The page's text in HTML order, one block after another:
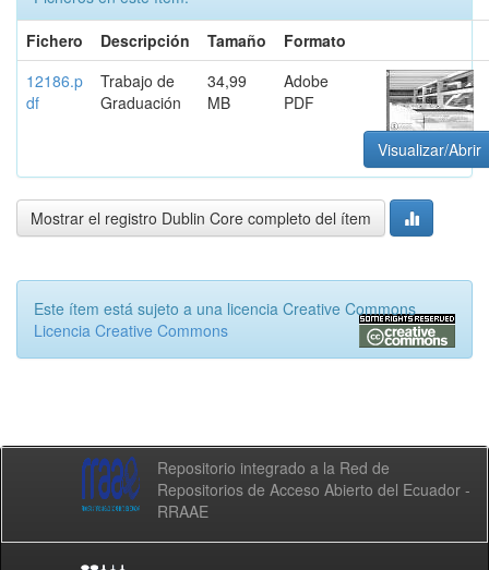
Fichero
Descripción Tamaño
Formato
12186.p
df
Trabajo de
Graduación
34,99
MB
Adobe
PDF
Visualizar/Abrir
Mostrar el registro Dublin Core completo del ítem
Este ítem está sujeto a una licencia Creative Commons
Licencia Creative Commons
Repositorio integrado a la Red de
Repositorios de Acceso Abierto del Ecuador -
RRAAE